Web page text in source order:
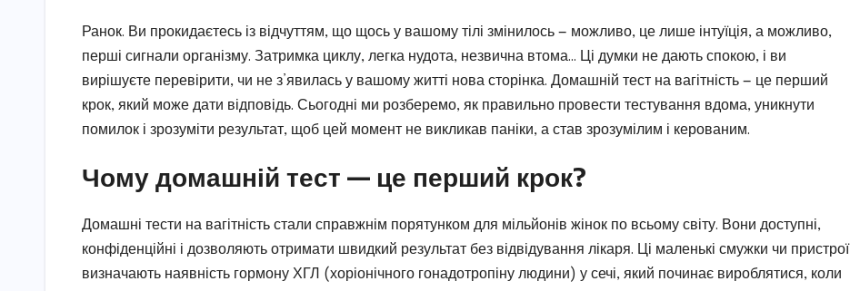
Ранок. Ви прокидаєтесь із відчуттям, що щось у вашому тілі змінилось — можливо, це лише інтуїція, а можливо,
перші сигнали організму. Затримка циклу, легка нудота, незвична втома… Ці думки не дають спокою, і ви
вирішуєте перевірити, чи не з’явилась у вашому житті нова сторінка. Домашній тест на вагітність — це перший
крок, який може дати відповідь. Сьогодні ми розберемо, як правильно провести тестування вдома, уникнути
помилок і зрозуміти результат, щоб цей момент не викликав паніки, а став зрозумілим і керованим.
Чому домашній тест — це перший крок?
Домашні тести на вагітність стали справжнім порятунком для мільйонів жінок по всьому світу. Вони доступні,
конфіденційні і дозволяють отримати швидкий результат без відвідування лікаря. Ці маленькі смужки чи пристрої
визначають наявність гормону ХГЛ (хоріонічного гонадотропіну людини) у сечі, який починає вироблятися, коли